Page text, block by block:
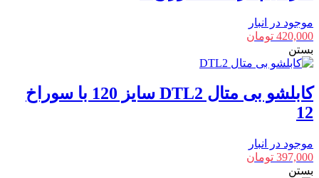
موجود در انبار
420,000 تومان
بستن
کابلشو بی متال DTL2 سایز 120 با سوراخ
12
موجود در انبار
397,000 تومان
بستن